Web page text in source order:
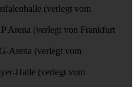
(verlegt vom
Arena (verlegt von Frankfurt
Arena (verlegt vom
Halle (verlegt vom